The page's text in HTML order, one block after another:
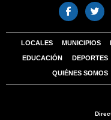
LOCALES MUNICIPIOS
EDUCACIÓN DEPORTES
QUIÉNES SOMOS